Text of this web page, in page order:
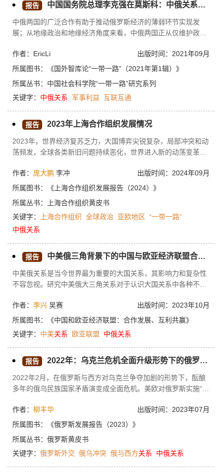
报告 中国国务院总理李克强在莫斯科：中俄关系的重要时刻
中俄两国的广泛合作有助于推动俄罗斯经济的薄弱环节实现发
展；从地缘政治和地缘经济角度来看，中俄两国正从仅维护政治
重视的互联互通项目。
出版时间：2021年09月
作者：EricLi
所属图书：
《国外智库论“一带一路”（2021年第1辑）》
所属丛书： 中国社会科学院“一带一路”研究系列
关键字： 中俄关系 军事利益 互联互通
报告 2023年上海合作组织发展情况
2023年，世界经济复苏乏力，大国博弈尖锐复杂，局部冲突和动
荡频发，全球各类新旧问题持续恶化，世界进入新的动荡变革
和难以预料的因素。在各种因素的相互作用下，全球原有趋势持
续演化并呈现世界经济的权力化、全球治理的松散化、地区冲突
求。面对世界之变、时代之变、历史之变，上海合作组织秉承守
望相助、同舟共济的优良传统，践行共同、综合、合作、可持续
的安全观，秉持创新、协调、绿色、开放、共享的发展理念，传
从理念转化为行动、从愿景转变为现实。2023年上海合作组织发
展的实践证明，“上海精神”具有强大的生命力和感召力。上海合
作组织将继续坚持“上海精神”，秉持人类命运共同体理念，与世
界各国携手同行。
出版时间：2024年09月
作者： 庞大鹏 李冲
所属图书：
《上海合作组织发展报告（2024）》
所属丛书：
上海合作组织黄皮书
关键字：
上海合作组织 全球政治 亚欧地区 “一带一路”
中俄关系
报告 中美俄三角背景下的中国与欧亚经济联盟合作关系
中美俄关系是当今世界最为重要的大国关系，其影响力和复杂性
不容忽视。研究中美俄大三角关系对于认识大国关系中各种不同
和对俄关系是中国对外关系中的重中之重，直接决定着中国外部
生存和发展环境，决定着中国国家利益的实现。当前中俄都把发
议，俄罗斯则大力推进欧亚经济联盟。然而，中美在欧亚地区的
影响力使得中美俄三角关系在这一地区更为复杂。但总的方向不
会有大的逆转或变动。
出版时间：2023年10月
作者： 李兴 吴赛
所属图书：
《中国和欧亚经济联盟：合作发展、互利共赢》
关键字： 中美关系 欧亚联盟 中俄关系
报告 2022年：乌克兰危机全面升级形势下的俄罗斯外交及走势
2022年2月，在俄罗斯与西方对乌克兰争夺加剧的形势下，酝酿
多年的俄乌民族国家矛盾演变成全面危机。美欧对俄罗斯实施“升
克兰危机朝着高烈度和长期化的方向发展，而且赋予俄与西方对
抗以结构性和系统性的特征。因此，2022年俄罗斯更加坚定地推
能出现重大变化。
出版时间：2023年07月
作者： 柳丰华
所属图书：
《俄罗斯发展报告（2023）》
所属丛书： 俄罗斯黄皮书
关键字： 俄罗斯外交 俄乌冲突 俄与西方关系 中俄关系